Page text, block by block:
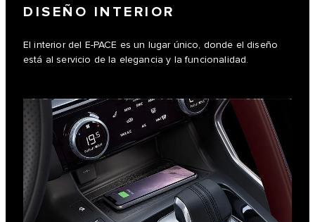
DISEÑO INTERIOR
El interior del E-PACE es un lugar único, donde el diseño
está al servicio de la elegancia y la funcionalidad.